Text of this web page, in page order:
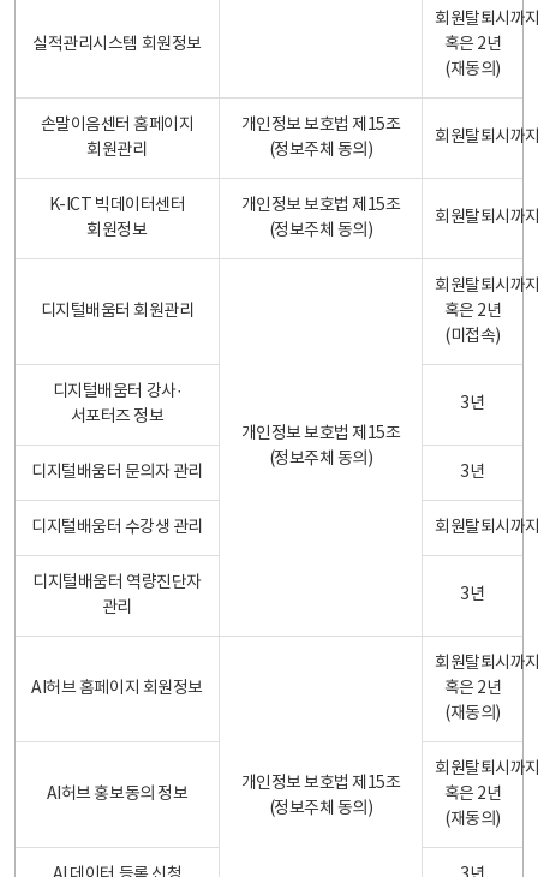
실적관리시스템 회원정보
회원탈퇴시까
혹은 2년
(재동의)
손말이음센터 홈페이지
회원관리
개인정보 보호법 제15조
(정보주체 동의)
회원탈퇴시까
K-ICT 빅데이터센터
회원정보
개인정보 보호법 제15조
(정보주체 동의)
회원탈퇴시까
디지털배움터 회원관리
개인정보 보호법 제15조
(정보주체 동의)
회원탈퇴시까
혹은 2년
(미접속)
디지털배움터 강사·
서포터즈 정보
3년
디지털배움터 문의자 관리 3년
디지털배움터 수강생 관리 회원탈퇴시까
디지털배움터 역량진단자
관리
3년
AI허브 홈페이지 회원정보
개인정보 보호법 제15조
(정보주체 동의)
회원탈퇴시까
혹은 2년
(재동의)
AI허브 홍보동의 정보
회원탈퇴시까
혹은 2년
(재동의)